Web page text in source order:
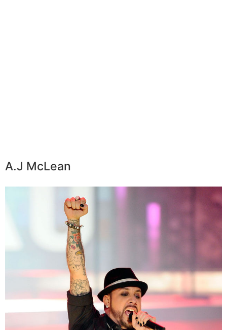
A.J McLean